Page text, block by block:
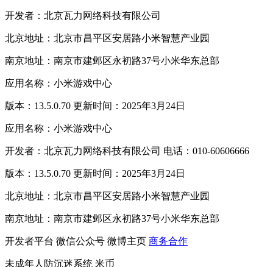
开发者：北京瓦力网络科技有限公司
北京地址：北京市昌平区安居路小米智慧产业园
南京地址：南京市建邺区永初路37号小米华东总部
应用名称：小米游戏中心
版本：13.5.0.70 更新时间：2025年3月24日
应用名称：小米游戏中心
开发者：北京瓦力网络科技有限公司 电话：010-60606666
版本：13.5.0.70 更新时间：2025年3月24日
北京地址：北京市昌平区安居路小米智慧产业园
南京地址：南京市建邺区永初路37号小米华东总部
开发者平台 微信公众号 微博主页 商务合作
未成年人防沉迷系统 米币